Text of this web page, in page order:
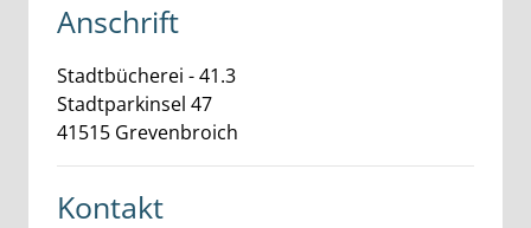
Anschrift
Stadtbücherei - 41.3
Stadtparkinsel 47
41515 Grevenbroich
Kontakt